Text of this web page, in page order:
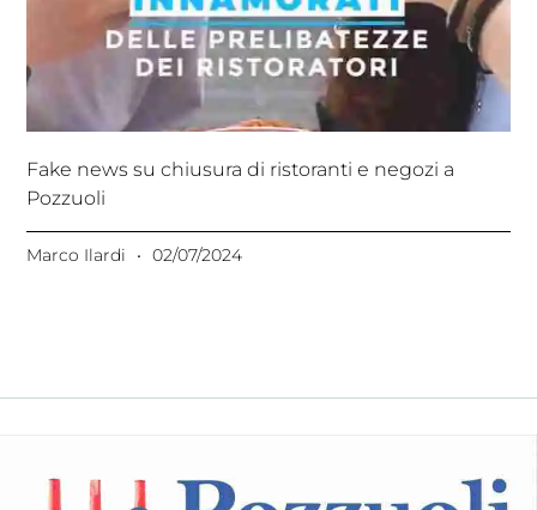
Fake news su chiusura di ristoranti e negozi a
Pozzuoli
Marco Ilardi 02/07/2024